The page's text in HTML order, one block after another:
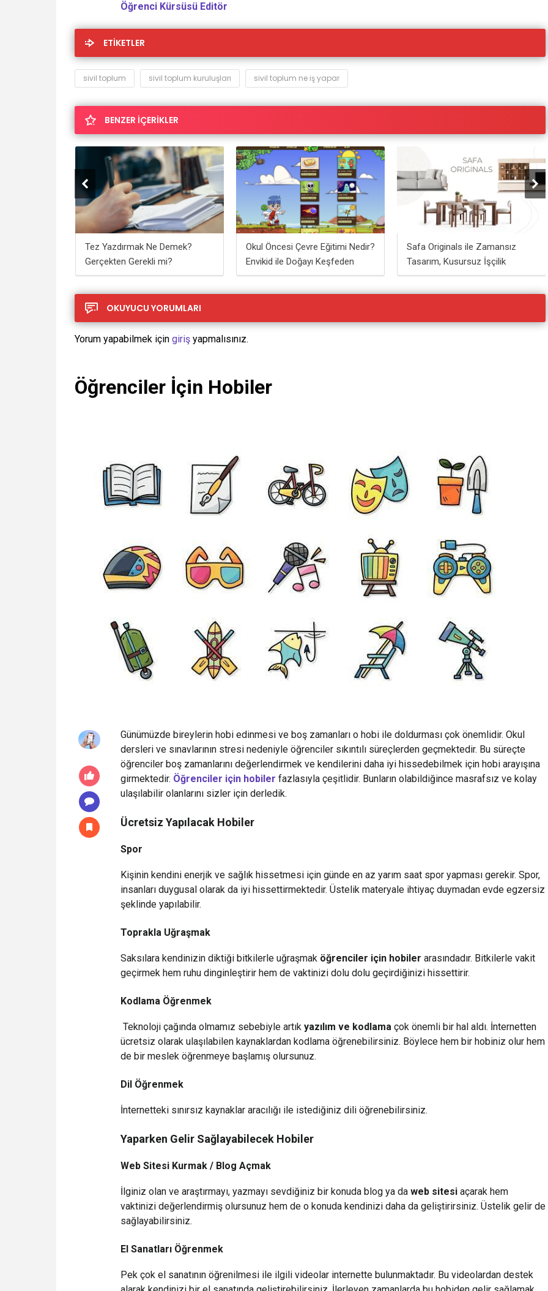
Öğrenci Kürsüsü Editör
ETİKETLER
sivil toplum sivil toplum kuruluşları sivil toplum ne iş yapar
BENZER İÇERİKLER
Tez Yazdırmak Ne Demek?
Gerçekten Gerekli mi?
Okul Öncesi Çevre Eğitimi Nedir?
Envikid ile Doğayı Keşfeden
Nesiller İçin Dijital Bir Rehber
Safa Originals ile Zamansız
Tasarım, Kusursuz İşçilik
OKUYUCU YORUMLARI
Yorum yapabilmek için giriş yapmalısınız.
Öğrenciler İçin Hobiler
Günümüzde bireylerin hobi edinmesi ve boş zamanları o hobi ile doldurması çok önemlidir. Okul
dersleri ve sınavlarının stresi nedeniyle öğrenciler sıkıntılı süreçlerden geçmektedir. Bu süreçte
öğrenciler boş zamanlarını değerlendirmek ve kendilerini daha iyi hissedebilmek için hobi arayışına
girmektedir. Öğrenciler için hobiler fazlasıyla çeşitlidir. Bunların olabildiğince masrafsız ve kolay
ulaşılabilir olanlarını sizler için derledik.
Ücretsiz Yapılacak Hobiler
Spor
Kişinin kendini enerjik ve sağlık hissetmesi için günde en az yarım saat spor yapması gerekir. Spor,
insanları duygusal olarak da iyi hissettirmektedir. Üstelik materyale ihtiyaç duymadan evde egzersiz
şeklinde yapılabilir.
Toprakla Uğraşmak
Saksılara kendinizin diktiği bitkilerle uğraşmak öğrenciler için hobiler arasındadır. Bitkilerle vakit
geçirmek hem ruhu dinginleştirir hem de vaktinizi dolu dolu geçirdiğinizi hissettirir.
Kodlama Öğrenmek
Teknoloji çağında olmamız sebebiyle artık yazılım ve kodlama çok önemli bir hal aldı. İnternetten
ücretsiz olarak ulaşılabilen kaynaklardan kodlama öğrenebilirsiniz. Böylece hem bir hobiniz olur hem
de bir meslek öğrenmeye başlamış olursunuz.
Dil Öğrenmek
İnternetteki sınırsız kaynaklar aracılığı ile istediğiniz dili öğrenebilirsiniz.
Yaparken Gelir Sağlayabilecek Hobiler
Web Sitesi Kurmak / Blog Açmak
İlginiz olan ve araştırmayı, yazmayı sevdiğiniz bir konuda blog ya da web sitesi açarak hem
vaktinizi değerlendirmiş olursunuz hem de o konuda kendinizi daha da geliştirirsiniz. Üstelik gelir de
sağlayabilirsiniz.
El Sanatları Öğrenmek
Pek çok el sanatının öğrenilmesi ile ilgili videolar internette bulunmaktadır. Bu videolardan destek